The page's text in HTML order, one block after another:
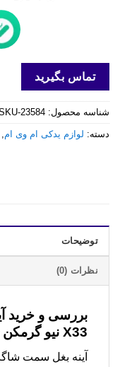
تماس بگیرید
شناسه محصول: 23584
دسته: لوازم یدکی ام وی ام,
توضیحات
نظرات (0)
بررسی و خرید
X33 نیو گرمکن دار